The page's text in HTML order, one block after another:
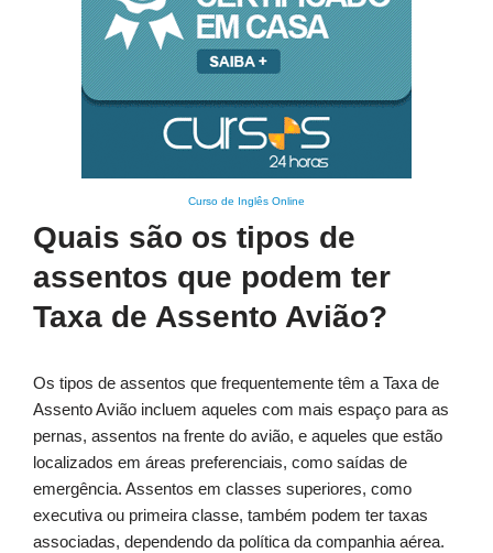
Curso de Inglês Online
Quais são os tipos de
assentos que podem ter
Taxa de Assento Avião?
Os tipos de assentos que frequentemente têm a Taxa de
Assento Avião incluem aqueles com mais espaço para as
pernas, assentos na frente do avião, e aqueles que estão
localizados em áreas preferenciais, como saídas de
emergência. Assentos em classes superiores, como
executiva ou primeira classe, também podem ter taxas
associadas, dependendo da política da companhia aérea.